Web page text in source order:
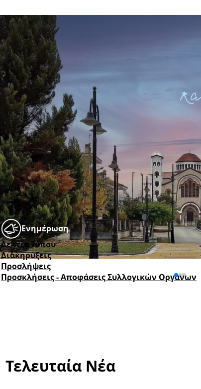
Ενημέρωση
Δελτία Τύπου
Διακηρύξεις
Προσλήψεις
Προσκλήσεις - Αποφάσεις Συλλογικών Οργάνων
Τελευταία Νέα